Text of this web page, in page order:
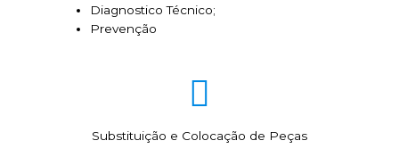
Diagnostico Técnico;
Prevenção
Substituição e Colocação de Peças